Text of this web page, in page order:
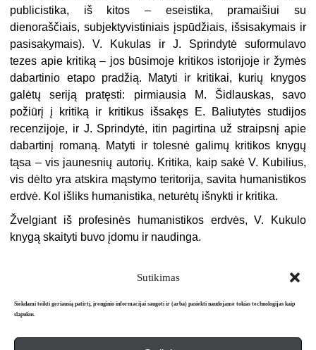
Sutikimas
Siekdami teikti geriausią patirtį, įrenginio informacijai saugoti ir (arba) pasiekti naudojame tokias technologijas kaip
slapukus.
publicistika, iš kitos – eseistika, pramaišiui su
dienoraščiais, subjektyvistiniais įspūdžiais, išsisakymais ir
pasisakymais). V. Kukulas ir J. Sprindytė suformulavo
tezes apie kritiką – jos būsimoje kritikos istorijoje ir žymės
dabartinio etapo pradžią. Matyti ir kritikai, kurių knygos
galėtų seriją pratęsti: pirmiausia M. Šidlauskas, savo
požiūrį į kritiką ir kritikus išsakęs E. Baliutytės studijos
recenzijoje, ir J. Sprindytė, itin pagirtina už straipsnį apie
dabartinį romaną. Matyti ir tolesnė galimų kritikos knygų
tąsa – vis jaunesnių autorių. Kritika, kaip sakė V. Kubilius,
vis dėlto yra atskira mąstymo teritorija, savita humanistikos
erdvė. Kol išliks humanistika, neturėtų išnykti ir kritika.
Žvelgiant iš profesinės humanistikos erdvės, V. Kukulo
knygą skaityti buvo įdomu ir naudinga.